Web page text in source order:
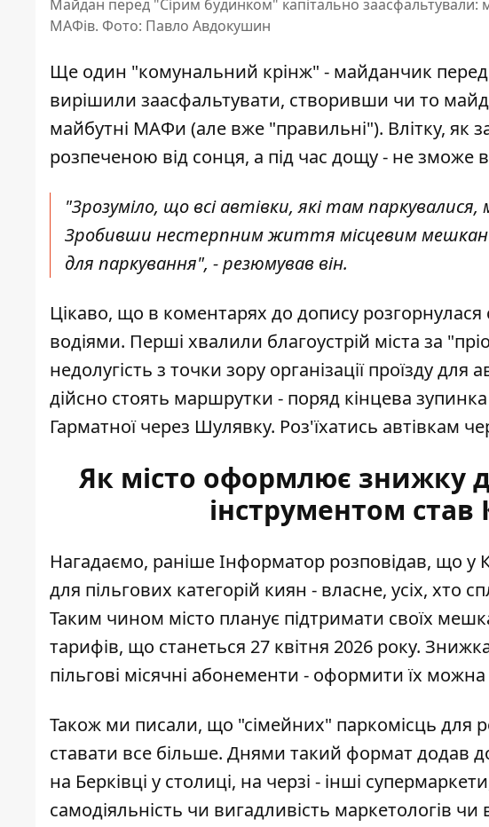
Майдан перед "Сірим будинком" капітально
МАФів. Фото: Павло Авдокушин
Ще один "комунальний крінж" - майданчик
вирішили заасфальтувати, створивши чи то
майбутні МАФи (але вже "правильні"). Влітку, як
розпеченою від сонця, а під час дощу - не зможе
"Зрозуміло, що всі автівки, які там
Зробивши нестерпним життя місцевим
для паркування", - резюмував він.
Цікаво, що в коментарях до допису
водіями. Перші хвалили благоустрій міста за
недолугість з точки зору організації проїзду
дійсно стоять маршрутки - поряд кінцева
Гарматної через Шулявку. Роз'їхатись автівкам
Як місто оформлює знижку
інструментом
Нагадаємо, раніше Інформатор розповідав, що у
для пільгових категорій киян - власне, усіх, хто
Таким чином місто планує підтримати своїх
тарифів, що станеться 27 квітня 2026 року.
пільгові місячні абонементи - оформити їх
Також ми писали, що "сімейних" паркомісць для
ставати все більше. Днями такий формат додав
на Берківці у столиці, на черзі - інші
самодіяльність чи вигадливість маркетологів